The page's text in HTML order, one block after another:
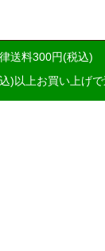
送料300円(税込)
)以上お買い上げで